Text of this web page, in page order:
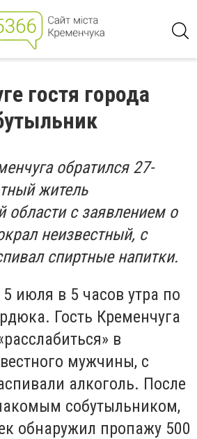
гостя города
обратился 27-
житель
области с заявлением о
неизвестный, с
спиртные напитки.
июля в 5 часов утра по
Гость Кременчуга
в
мужчины, с
алкоголь. После
собутыльником,
обнаружил пропажу 500